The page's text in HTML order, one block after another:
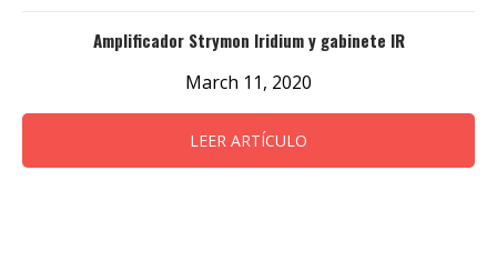
Amplificador Strymon Iridium y gabinete IR
March 11, 2020
LEER ARTÍCULO